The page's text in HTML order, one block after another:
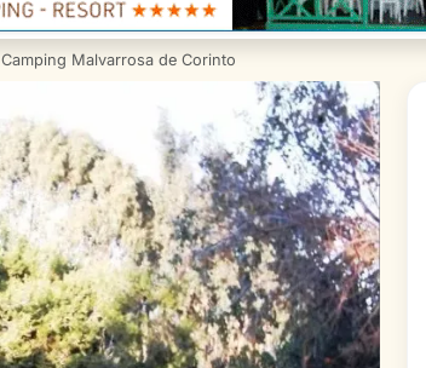
Camping Malvarrosa de Corinto